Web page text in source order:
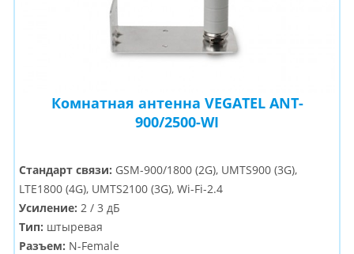
Комнатная антенна VEGATEL ANT-
900/2500-WI
Стандарт связи: GSM-900/1800 (2G), UMTS900 (3G),
LTE1800 (4G), UMTS2100 (3G), Wi-Fi-2.4
Усиление: 2 / 3 дБ
Тип: штыревая
Разъем: N-Female